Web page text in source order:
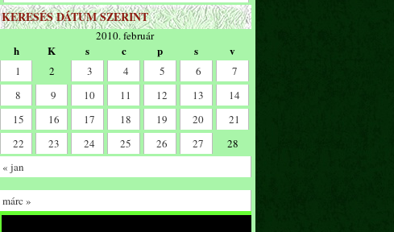
KERESÉS DÁTUM SZERINT
2010. február
h K s c p s v
1 2 3 4 5 6
7
8
9 10 11 12 13
14
15
16 17 18 19 20
21
22
23 24 25 26 27
28
« jan
márc »